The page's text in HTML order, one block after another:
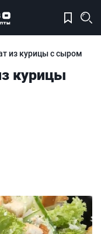
из курицы с сыром
курицы